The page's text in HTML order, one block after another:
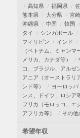
高知県
福岡県
熊本県
大分県 宮
沖縄県
中国 韓国
タイ
シンガポール
フィリピン
インド
（ベトナム、ミャンマ
メリカ、カナダ等）
コ、ブラジル、アルゼ
アニア（オーストラリ
ンド等）
ヨーロッパ
ンス、ドイツ、ロシア
フリカ（モロッコ、エ
アフリカ等）
その他
希望年収